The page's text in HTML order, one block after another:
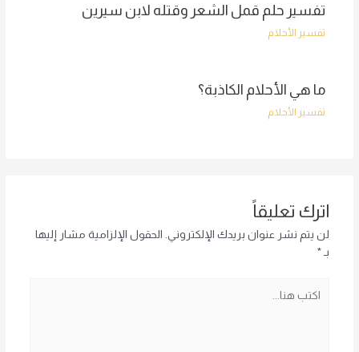
تفسير حلم قمل الشعر وقتله لابن سيرين
تفسير الأحلام
ما هي الأحلام الكاذبة؟
تفسير الأحلام
اترك تعليقاً
لن يتم نشر عنوان بريدك الإلكتروني. الحقول الإلزامية مشار إليها
بـ *
هنا...